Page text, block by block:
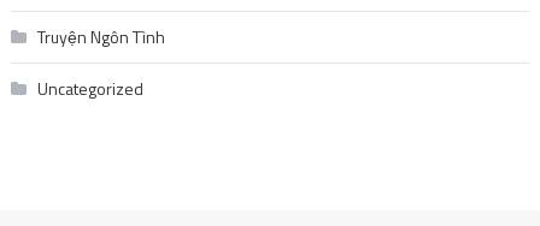
Truyện Ngôn Tình
Uncategorized